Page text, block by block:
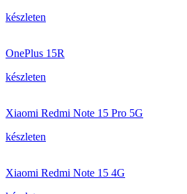
készleten
OnePlus 15R
készleten
Xiaomi Redmi Note 15 Pro 5G
készleten
Xiaomi Redmi Note 15 4G